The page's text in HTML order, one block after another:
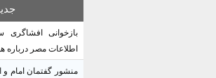
بازخوانی
اطلاعات مصر درباره